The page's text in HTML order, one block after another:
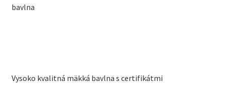
bavlna
Vysoko kvalitná mäkká bavlna s certifikátmi